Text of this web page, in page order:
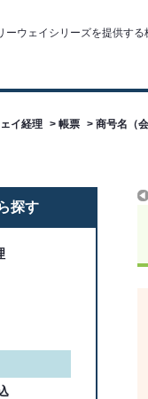
イ経理 > 帳票 > 商号名（
探す